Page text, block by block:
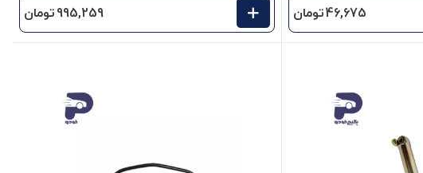
46,675تومان 995,259تومان